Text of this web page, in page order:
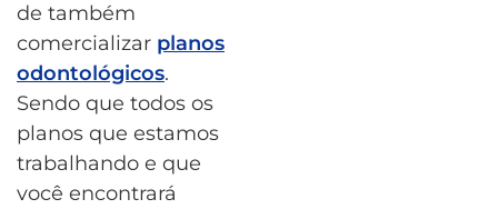
de também
comercializar planos
odontológicos.
Sendo que todos os
planos que estamos
trabalhando e que
você encontrará